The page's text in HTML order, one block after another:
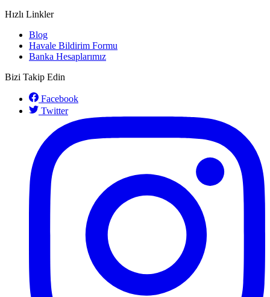
Hızlı Linkler
Blog
Havale Bildirim Formu
Banka Hesaplarımız
Bizi Takip Edin
Facebook
Twitter